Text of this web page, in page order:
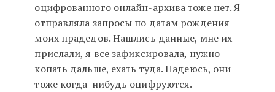
оцифрованного онлайн-архива тоже нет. Я
отправляла запросы по датам рождения
моих прадедов. Нашлись данные, мне их
прислали, я все зафиксировала, нужно
копать дальше, ехать туда. Надеюсь, они
тоже когда-нибудь оцифруются.